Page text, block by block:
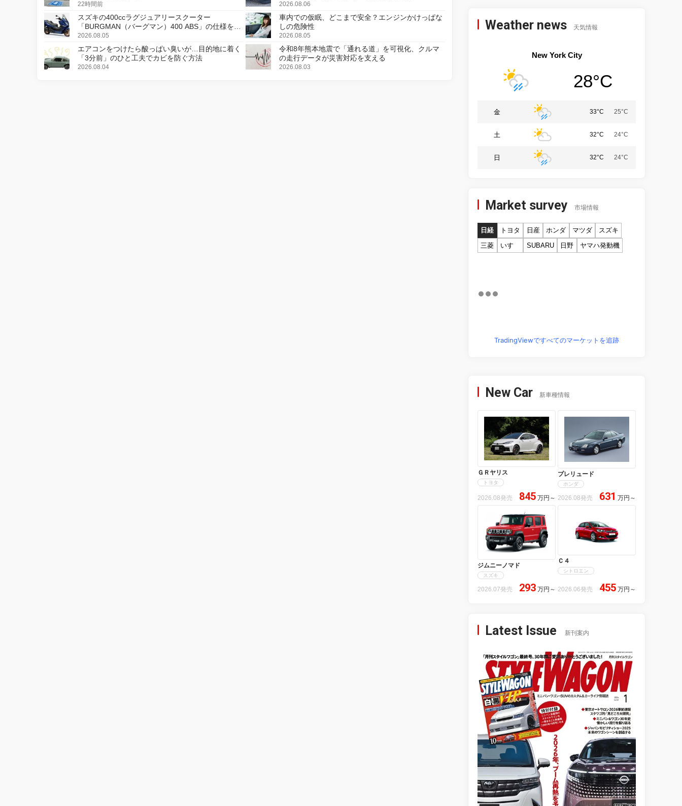
22時間前 2026.08.06
スズキの400ccラグジュアリースクーター
「BURGMAN（バーグマン）400 ABS」の仕様を変
更し、8月18日に発売
2026.08.05
車内での仮眠、どこまで安全？エンジンかけっぱな
しの危険性
2026.08.05
エアコンをつけたら酸っぱい臭いが…目的地に着く
「3分前」のひと工夫でカビを防ぐ方法
2026.08.04
令和8年熊本地震で「通れる道」を可視化、クルマ
の走行データが災害対応を支える
2026.08.03
Weather news 天気情報
New York City
28°C
金 33°C 25°C
土 32°C 24°C
日 32°C 24°C
Market survey 市場情報
日経 トヨタ 日産 ホンダ マツダ
スズキ
三菱
いすゞ SUBARU 日野 ヤマハ発動機
TradingViewですべてのマーケットを追跡
New Car 新車種情報
ＧＲヤリス
トヨタ
2026.08発売 845 万円 ～
プレリュード
ホンダ
2026.08発売 631 万円 ～
ジムニーノマド
スズキ
2026.07発売 293 万円 ～
Ｃ４
シトロエン
2026.06発売 455 万円 ～
Latest Issue 新刊案内